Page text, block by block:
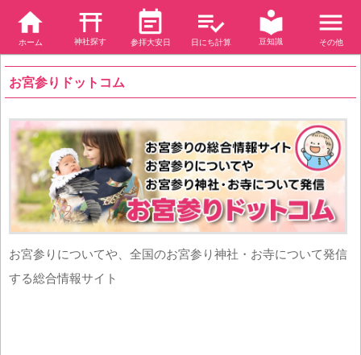
ホーム 神社探す 参拝大安日 日にち計算 豆知識 その他
お宮参りドットコム
お宮参りについてや、全国のお宮参り神社・お寺について発信
する総合情報サイト